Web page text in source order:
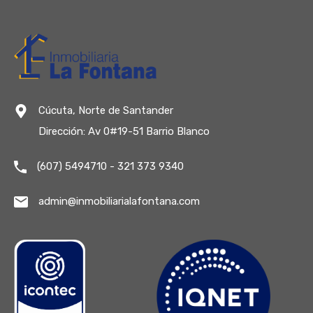
Cúcuta, Norte de Santander
Dirección: Av 0#19-51 Barrio Blanco
(607) 5494710 - 321 373 9340
admin@inmobiliarialafontana.com